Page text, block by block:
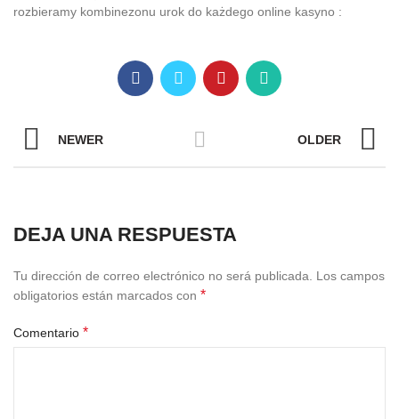
rozbieramy kombinezonu urok do każdego online kasyno :
NEWER OLDER
DEJA UNA RESPUESTA
Tu dirección de correo electrónico no será publicada.
Los campos
obligatorios están marcados con *
Comentario *